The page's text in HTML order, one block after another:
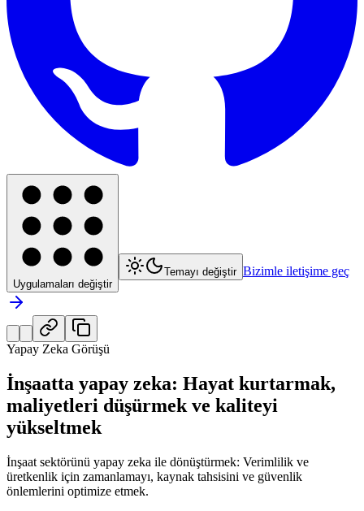
Uygulamaları değiştir
Temayı değiştir Bizimle iletişime geç
Yapay Zeka Görüşü
İnşaatta yapay zeka: Hayat kurtarmak,
maliyetleri düşürmek ve kaliteyi
yükseltmek
İnşaat sektörünü yapay zeka ile dönüştürmek: Verimlilik ve
üretkenlik için zamanlamayı, kaynak tahsisini ve güvenlik
önlemlerini optimize etmek.